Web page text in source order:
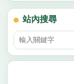
站內搜尋